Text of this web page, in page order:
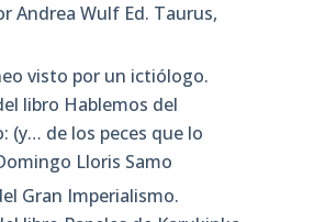
Andrea Wulf Ed. Taurus,
visto por un ictiólogo.
libro Hablemos del
(y… de los peces que lo
Lloris Samo
Gran Imperialismo.